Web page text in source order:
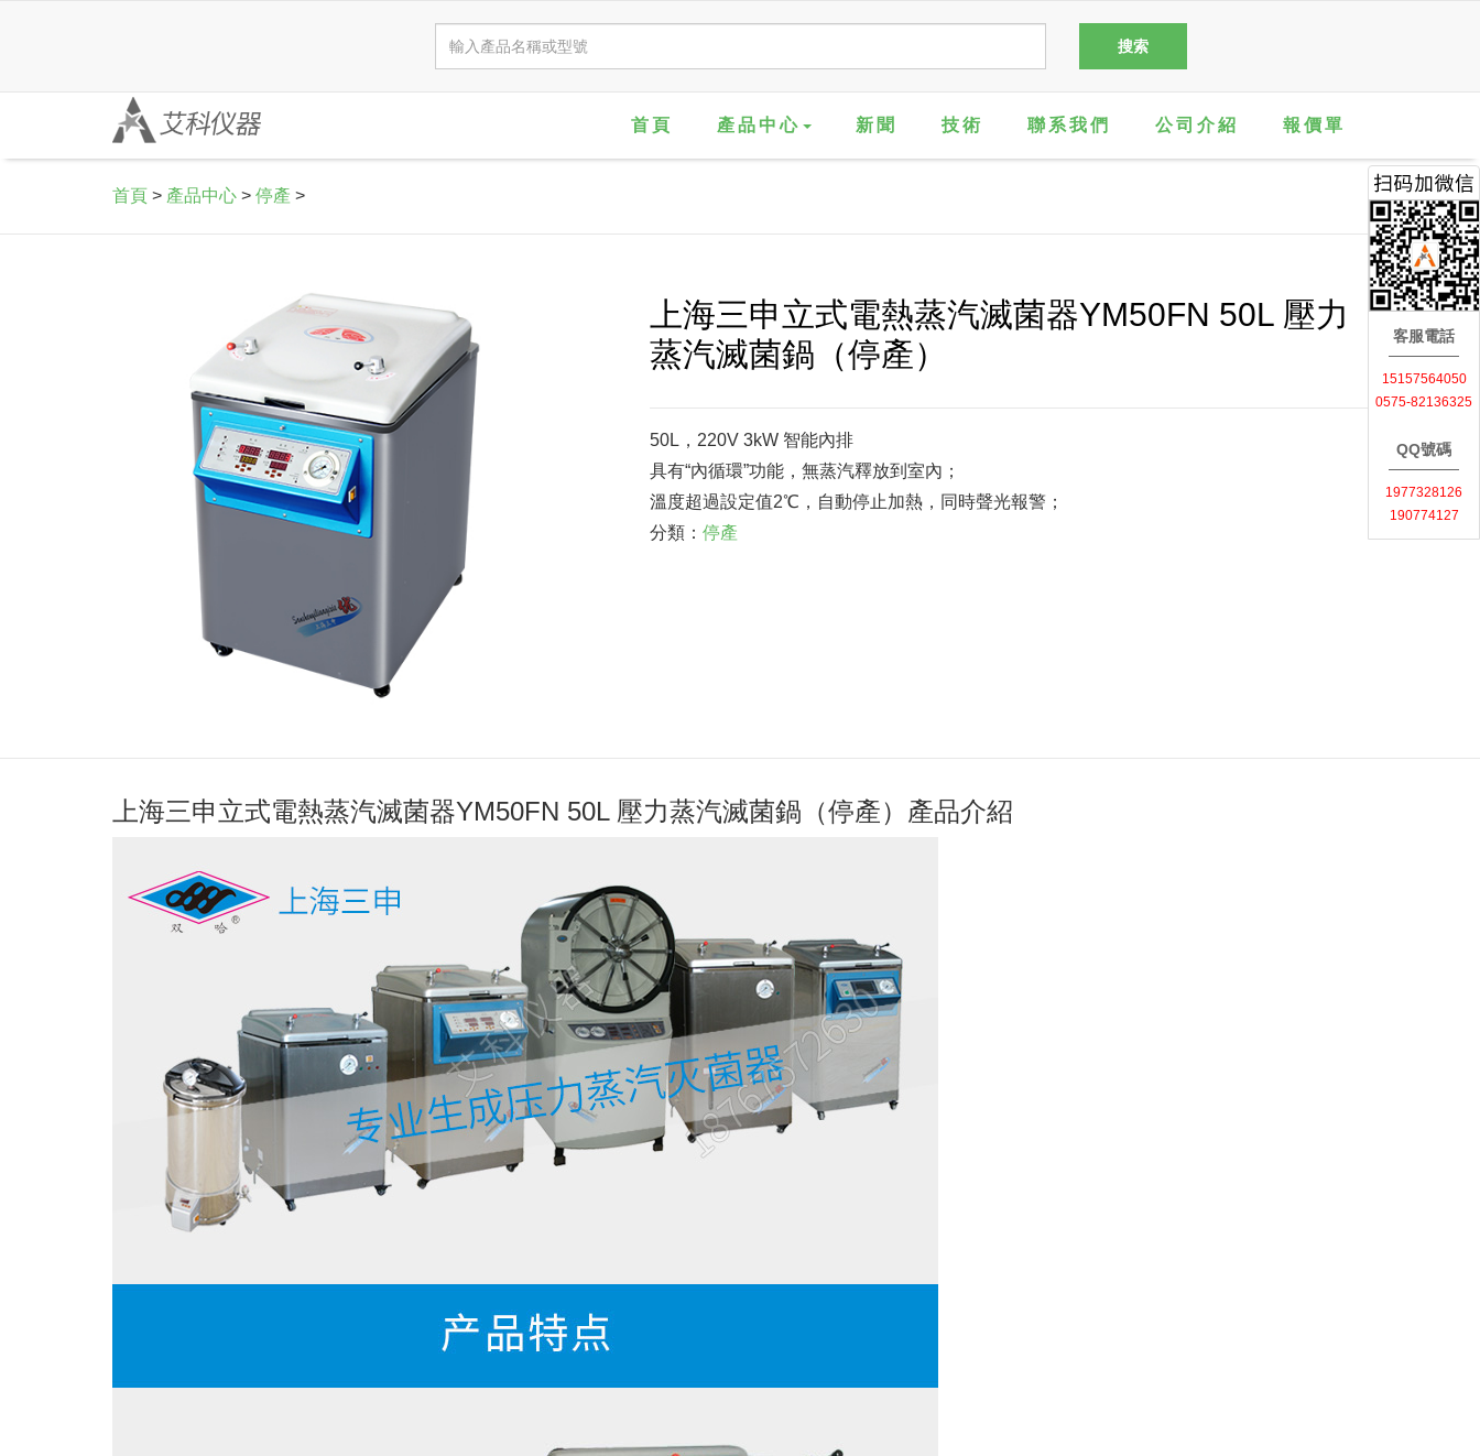
首頁 產品中心 新聞 技術 聯系我們 公司介紹 報價單
首頁 > 產品中心 > 停產 >
上海三申立式電熱蒸汽滅菌器YM50FN 50L 壓力
蒸汽滅菌鍋（停產）
50L，220V 3kW 智能內排
具有“內循環”功能，無蒸汽釋放到室內；
溫度超過設定值2℃，自動停止加熱，同時聲光報警；
分類： 停產
上海三申立式電熱蒸汽滅菌器YM50FN 50L 壓力蒸汽滅菌鍋（停產）產品介紹
客服電話
15157564050
0575-82136325
QQ號碼
1977328126
190774127